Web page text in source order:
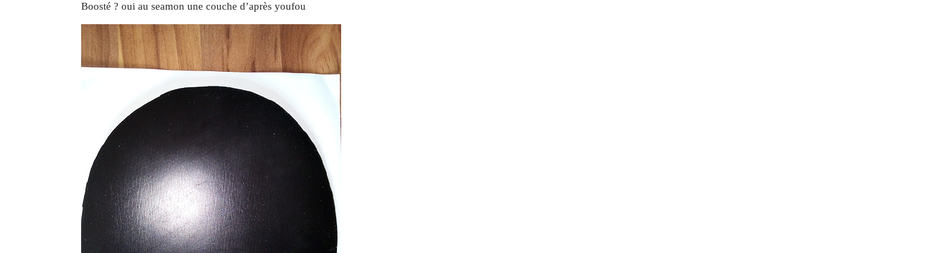
Boosté ? oui au seamon une couche d’après youfou